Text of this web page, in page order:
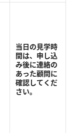
当日の見学時
間は、申し込
み後に連絡の
あった顧問に
確認してくだ
さい。